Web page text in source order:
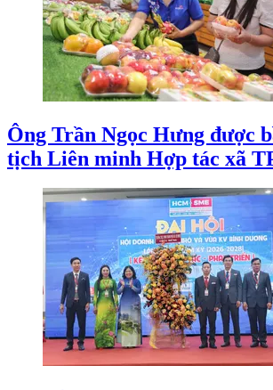
Ông Trần Ngọc Hưng được
tịch Liên minh Hợp tác xã